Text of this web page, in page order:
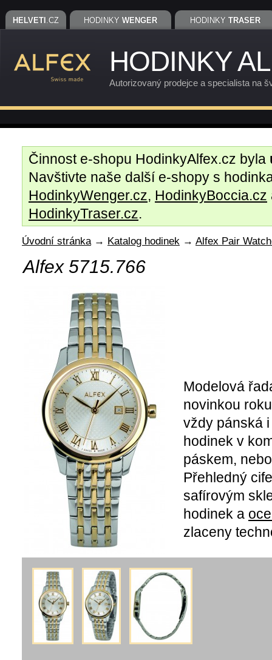
HELVETI .CZ HODINKY WENGER HODINKYTRASER
HODINKY
Autorizovaný prodejce a specialista na
Činnost e-shopu HodinkyAlfex.cz byla
Navštivte naše další e-shopy s
HodinkyWenger.cz, HodinkyBoccia.cz
HodinkyTraser.cz.
Úvodní stránka→ Katalog hodinek → Alfex Pair
Alfex 5715.766
Modelová
novinkou
vždy pánská
hodinek v
páskem,
Přehledný
safírovým
hodinek a
zlaceny